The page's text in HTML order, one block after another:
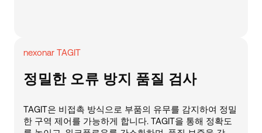
nexonar TAGIT
정밀한 오류 방지 품질 검사
TAGIT은 비접촉 방식으로 부품의 유무를 감지하여 정밀
한 구역 제어를 가능하게 합니다. TAGIT을 통해 정확도